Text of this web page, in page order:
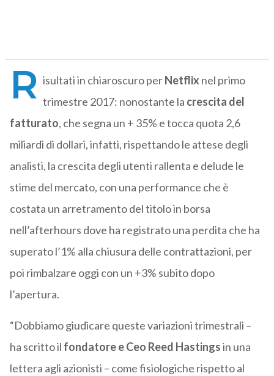
R isultati in chiaroscuro perNetflixnel primo
trimestre 2017: nonostante la crescita del
fatturato, che segna un + 35% e tocca quota 2,6
miliardi di dollari, infatti, rispettando le attese degli
analisti, la crescita degli utenti rallenta e delude le
stime del mercato, con una performance che è
costata un arretramento del titolo in borsa
nell’afterhours dove ha registrato una perdita che ha
superato l’1% alla chiusura delle contrattazioni, per
poi rimbalzare oggi con un +3% subito dopo
l’apertura.
“Dobbiamo giudicare queste variazioni trimestrali –
ha scritto il fondatore e Ceo Reed Hastingsin una
lettera agli azionisti – come fisiologiche rispetto al